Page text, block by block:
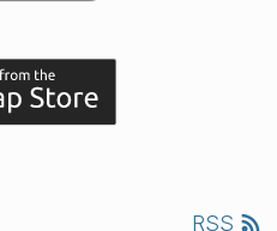
RSS